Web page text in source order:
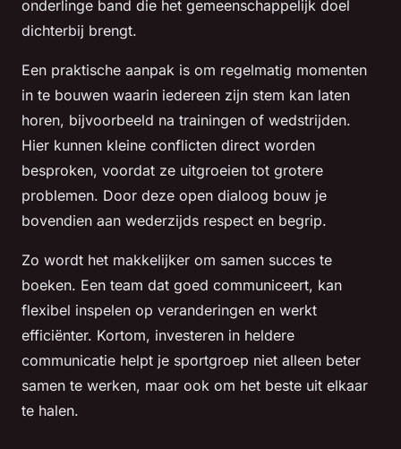
onderlinge band die het gemeenschappelijk doel
dichterbij brengt.
Een praktische aanpak is om regelmatig momenten
in te bouwen waarin iedereen zijn stem kan laten
horen, bijvoorbeeld na trainingen of wedstrijden.
Hier kunnen kleine conflicten direct worden
besproken, voordat ze uitgroeien tot grotere
problemen. Door deze open dialoog bouw je
bovendien aan wederzijds respect en begrip.
Zo wordt het makkelijker om samen succes te
boeken. Een team dat goed communiceert, kan
flexibel inspelen op veranderingen en werkt
efficiënter. Kortom, investeren in heldere
communicatie helpt je sportgroep niet alleen beter
samen te werken, maar ook om het beste uit elkaar
te halen.